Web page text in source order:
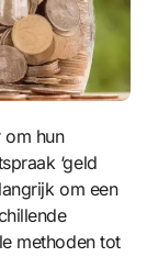
‘geld
om een
methoden tot